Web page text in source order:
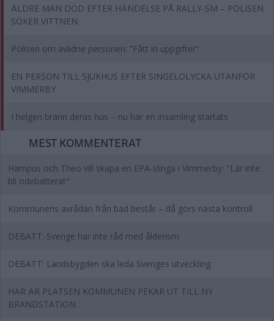
ÄLDRE MAN DÖD EFTER HÄNDELSE PÅ RALLY-SM – POLISEN
SÖKER VITTNEN
Polisen om avlidne personen: ”Fått in uppgifter”
EN PERSON TILL SJUKHUS EFTER SINGELOLYCKA UTANFÖR
VIMMERBY
I helgen brann deras hus – nu har en insamling startats
MEST KOMMENTERAT
Hampus och Theo vill skapa en EPA-slinga i Vimmerby: "Lär inte
bli odebatterat"
Kommunens avrådan från bad består – då görs nästa kontroll
DEBATT: Sverige har inte råd med ålderism
DEBATT: Landsbygden ska leda Sveriges utveckling
HÄR ÄR PLATSEN KOMMUNEN PEKAR UT TILL NY
BRANDSTATION